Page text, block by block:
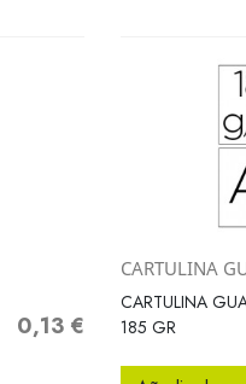
Precio
0,13 €
CARTULINA
CARTULINA
185 GR